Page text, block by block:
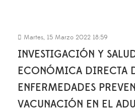
Martes, 15 Marzo 2022 18:59
INVESTIGACIÓN Y
ECONÓMICA DIRECTA
ENFERMEDADES
VACUNACIÓN EN EL